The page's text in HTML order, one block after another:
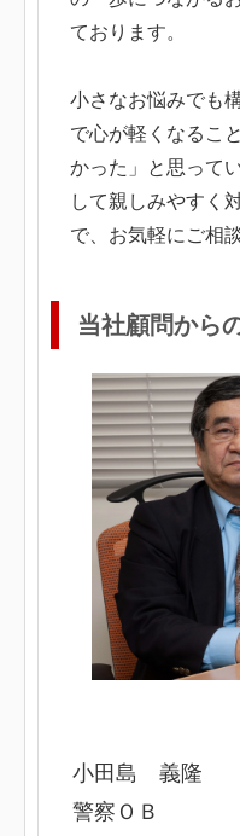
ております。
小さなお悩みでも
で心が軽くなるこ
かった」と思って
して親しみやすく
で、お気軽にご相
当社顧問から
小田島 義隆
警察ＯＢ